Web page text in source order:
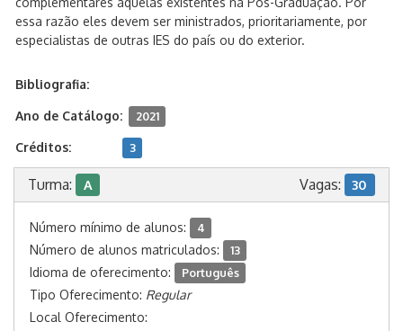
essa razão eles devem ser ministrados, prioritariamente, por
especialistas de outras IES do país ou do exterior.
Bibliografia:
Ano de Catálogo: 2021
Créditos: 3
Turma: A Vagas: 30
Número mínimo de alunos: 4
Número de alunos matriculados: 13
Idioma de oferecimento: Português
Tipo Oferecimento: Regular
Local Oferecimento: